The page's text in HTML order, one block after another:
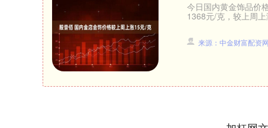
今日国内黄金饰品价
1368元/克，较上周
来源：中金财富配资